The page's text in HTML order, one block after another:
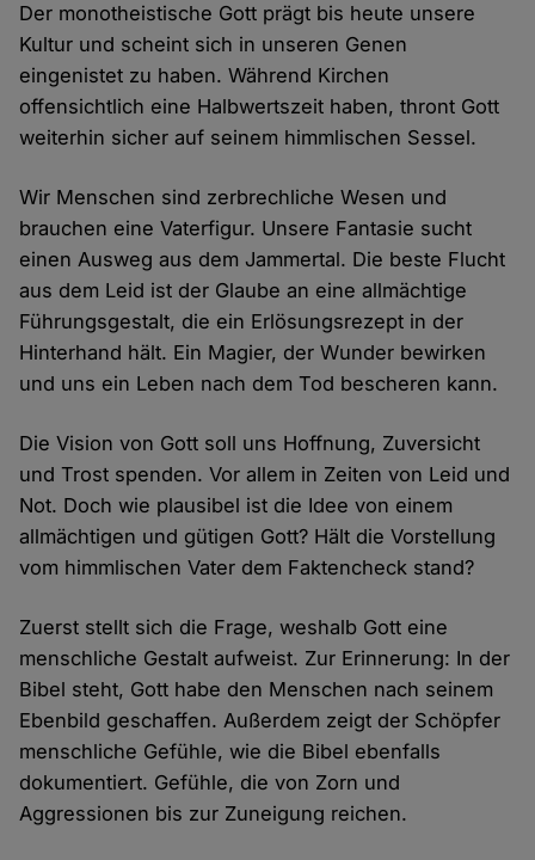
Der monotheistische Gott prägt bis heute unsere
Kultur und scheint sich in unseren Genen
eingenistet zu haben. Während Kirchen
offensichtlich eine Halbwertszeit haben, thront Gott
weiterhin sicher auf seinem himmlischen Sessel.
Wir Menschen sind zerbrechliche Wesen und
brauchen eine Vaterfigur. Unsere Fantasie sucht
einen Ausweg aus dem Jammertal. Die beste Flucht
aus dem Leid ist der Glaube an eine allmächtige
Führungsgestalt, die ein Erlösungsrezept in der
Hinterhand hält. Ein Magier, der Wunder bewirken
und uns ein Leben nach dem Tod bescheren kann.
Die Vision von Gott soll uns Hoffnung, Zuversicht
und Trost spenden. Vor allem in Zeiten von Leid und
Not. Doch wie plausibel ist die Idee von einem
allmächtigen und gütigen Gott? Hält die Vorstellung
vom himmlischen Vater dem Faktencheck stand?
Zuerst stellt sich die Frage, weshalb Gott eine
menschliche Gestalt aufweist. Zur Erinnerung: In der
Bibel steht, Gott habe den Menschen nach seinem
Ebenbild geschaffen. Außerdem zeigt der Schöpfer
menschliche Gefühle, wie die Bibel ebenfalls
dokumentiert. Gefühle, die von Zorn und
Aggressionen bis zur Zuneigung reichen.